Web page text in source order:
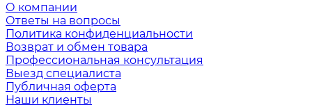
О компании
Ответы на вопросы
Политика конфиденциальности
Возврат и обмен товара
Профессиональная консультация
Выезд специалиста
Публичная оферта
Наши клиенты